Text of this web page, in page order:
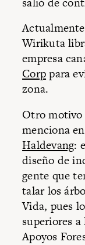
Wirikuta
empresa
Corppara
zona.
Otro motivo
menciona
Haldevang:
diseño de
gente que
talar los
Vida, pues
superiores
Apoyos